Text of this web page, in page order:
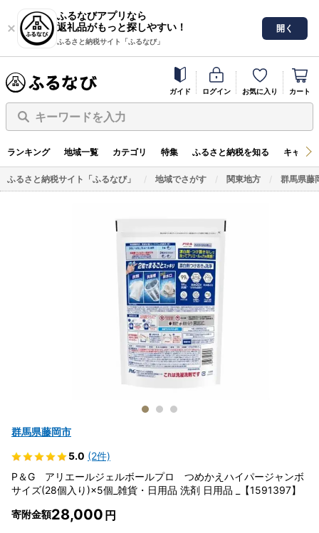
ふるなびアプリなら
返礼品がもっと探しやすい！
ふるさと納税サイト「ふるなび」
開く
ガイド ログイン お気に入り カート
キーワードを入力
ランキング 地域一覧 カテゴリ 特集 ふるさと納税を知る キャン
ふるさと納税サイト「ふるなび」 地域でさがす 関東地方 群馬県藤
群馬県藤岡市
5.0 (2件)
P＆G アリエールジェルボールプロ つめかえハイパージャンボ
サイズ(28個入り)×5個_雑貨・日用品 洗剤 日用品 _【1591397】
寄附金額28,000